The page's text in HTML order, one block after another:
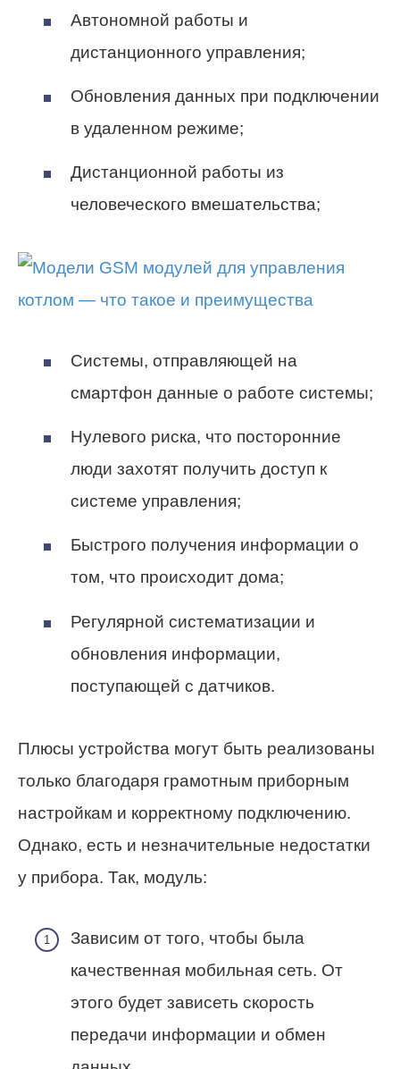
Автономной работы и
дистанционного управления;
Обновления данных при подключении
в удаленном режиме;
Дистанционной работы из
человеческого вмешательства;
Системы, отправляющей на
смартфон данные о работе системы;
Нулевого риска, что посторонние
люди захотят получить доступ к
системе управления;
Быстрого получения информации о
том, что происходит дома;
Регулярной систематизации и
обновления информации,
поступающей с датчиков.
Плюсы устройства могут быть реализованы
только благодаря грамотным приборным
настройкам и корректному подключению.
Однако, есть и незначительные недостатки
у прибора. Так, модуль:
Зависим от того, чтобы была
качественная мобильная сеть. От
этого будет зависеть скорость
передачи информации и обмен